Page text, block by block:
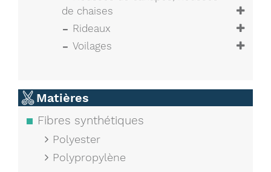
de chaises
Rideaux
Voilages
Matières
Fibres synthétiques
Polyester
Polypropylène